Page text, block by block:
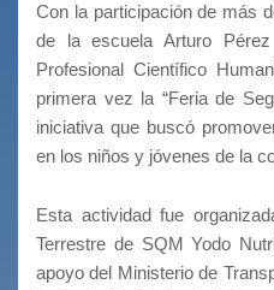
Con la participación de más
de la escuela Arturo
Profesional Científico
primera vez la “Feria de
iniciativa que buscó
en los niños y jóvenes de la
Esta actividad fue
Terrestre de SQM Yodo
apoyo del Ministerio de